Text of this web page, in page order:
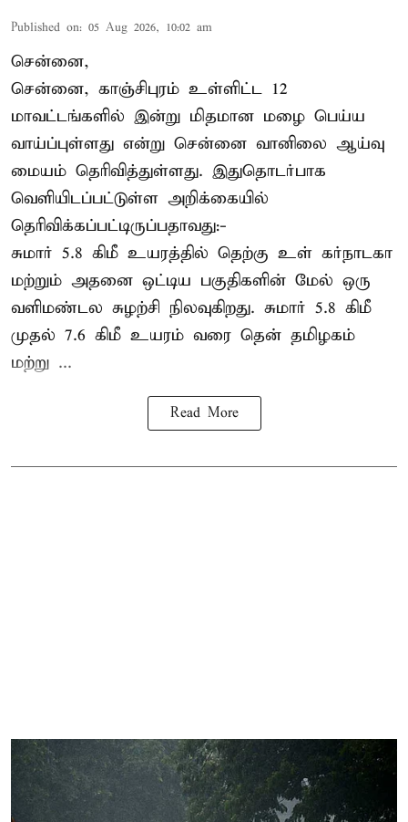
Published on: 05 Aug 2026, 10:02 am
சென்னை,
சென்னை, காஞ்சிபுரம் உள்ளிட்ட 12
மாவட்டங்களில் இன்று மிதமான மழை பெய்ய
வாய்ப்புள்ளது என்று சென்னை வானிலை ஆய்வு
மையம் தெரிவித்துள்ளது. இதுதொடர்பாக
வெளியிடப்பட்டுள்ள அறிக்கையில்
தெரிவிக்கப்பட்டிருப்பதாவது:-
சுமார் 5.8 கிமீ உயரத்தில் தெற்கு உள் கர்நாடகா
மற்றும் அதனை ஒட்டிய பகுதிகளின் மேல் ஒரு
வளிமண்டல சுழற்சி நிலவுகிறது. சுமார் 5.8 கிமீ
முதல் 7.6 கிமீ உயரம் வரை தென் தமிழகம்
மற்று ...
Read More